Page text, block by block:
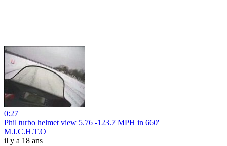
0:27
Phil turbo helmet view 5.76 -123.7 MPH in 660'
M.I.C.H.T.O
il y a 18 ans